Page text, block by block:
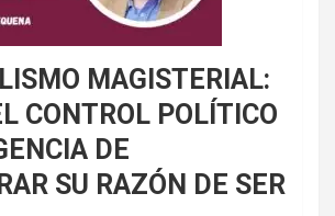
MAGISTERIAL:
CONTROL POLÍTICO
DE
SU RAZÓN DE SER